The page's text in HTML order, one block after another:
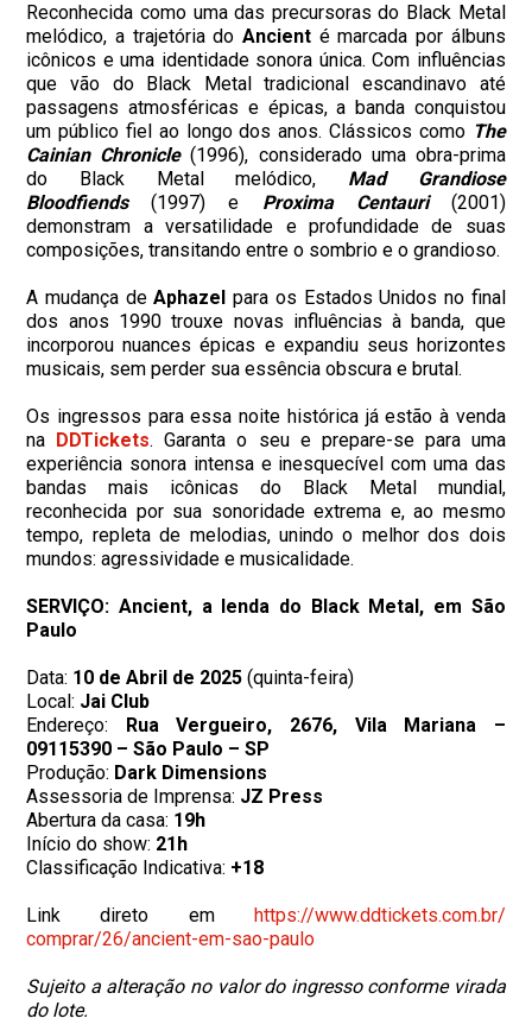
​Reconhecida como uma das precursoras do Black Metal
melódico, a trajetória do Ancient é marcada por álbuns
icônicos e uma identidade sonora única. Com influências
que vão do Black Metal tradicional escandinavo até
passagens atmosféricas e épicas, a banda conquistou
um público fiel ao longo dos anos. Clássicos como The
Cainian Chronicle(1996), considerado uma obra-prima
do Black Metal melódico, Mad Grandiose
Bloodfiends(1997) e Proxima Centauri(2001)
demonstram a versatilidade e profundidade de suas
composições, transitando entre o sombrio e o grandioso.
​A mudança deAphazel para os Estados Unidos no final
dos anos 1990 trouxe novas influências à banda, que
incorporou nuances épicas e expandiu seus horizontes
musicais, sem perder sua essência obscura e brutal.
​Os ingressos para essa noite histórica já estão à venda
na DDTickets. Garanta o seu e prepare-se para uma
experiência sonora intensa e inesquecível com uma das
bandas mais icônicas do Black Metal mundial,
reconhecida por sua sonoridade extrema e, ao mesmo
tempo, repleta de melodias, unindo o melhor dos dois
mundos: agressividade e musicalidade.
SERVIÇO: Ancient, a lenda do Black Metal, em São
Paulo
Data: 10 de Abril de 2025 (quinta-feira)
Local: Jai Club
Endereço: Rua Vergueiro, 2676, Vila Mariana –
09115390 – São Paulo – SP
Produção: Dark Dimensions
Assessoria de Imprensa: JZ Press
Abertura da casa: 19h
Início do show: 21h
​Classificação Indicativa: +18
Link direto em https://www.ddtickets.com.br/
comprar/26/ancient-em-sao-paulo
Sujeito a alteração no valor do ingresso conforme virada
do lote.